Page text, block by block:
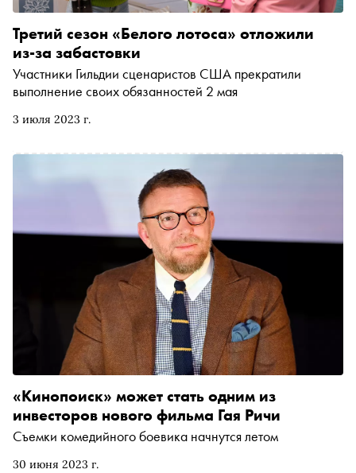
3 июля 2023 г.
Третий сезон «Белого лотоса» отложили
из‑за забастовки
Участники Гильдии сценаристов США прекратили
выполнение своих обязанностей 2 мая
30 июня 2023 г.
«Кинопоиск» может стать одним из
инвесторов нового фильма Гая Ричи
Съемки комедийного боевика начнутся летом